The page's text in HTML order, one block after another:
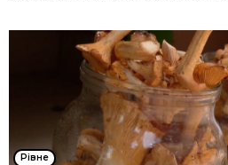
Рівне